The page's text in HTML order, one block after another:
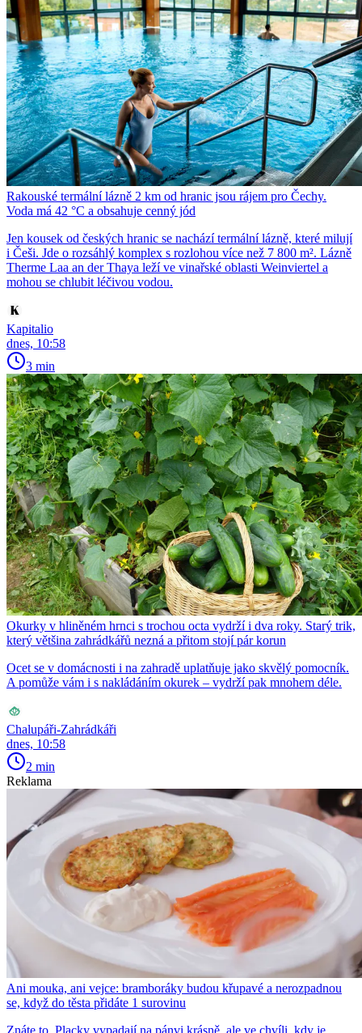
Rakouské termální lázně 2 km od hranic jsou rájem pro Čechy.
Voda má 42 °C a obsahuje cenný jód
Jen kousek od českých hranic se nachází termální lázně, které milují
i Češi. Jde o rozsáhlý komplex s rozlohou více než 7 800 m². Lázně
Therme Laa an der Thaya leží ve vinařské oblasti Weinviertel a
mohou se chlubit léčivou vodou.
Kapitalio
dnes, 10:58
3 min
Okurky v hliněném hrnci s trochou octa vydrží i dva roky. Starý trik,
který většina zahrádkářů nezná a přitom stojí pár korun
Ocet se v domácnosti i na zahradě uplatňuje jako skvělý pomocník.
A pomůže vám i s nakládáním okurek – vydrží pak mnohem déle.
Chalupáři-Zahrádkáři
dnes, 10:58
2 min
Reklama
Ani mouka, ani vejce: bramboráky budou křupavé a nerozpadnou
se, když do těsta přidáte 1 surovinu
Znáte to. Placky vypadají na pánvi krásně, ale ve chvíli, kdy je